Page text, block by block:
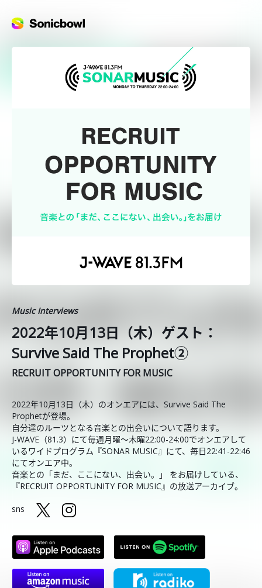
Music Interviews
2022年10月13日（木）ゲスト：
Survive Said The Prophet②
RECRUIT OPPORTUNITY FOR MUSIC
2022年10月13日（木）のオンエアには、Survive Said The
Prophetが登場。
自分達のルーツとなる音楽との出会いについて語ります。
J-WAVE（81.3）にて毎週月曜～木曜22:00-24:00でオンエアして
いるワイドプログラム『SONAR MUSIC』にて、毎日22:41-22:46
にてオンエア中。
音楽との「まだ、ここにない、出会い。」 をお届けしている、
『RECRUIT OPPORTUNITY FOR MUSIC』の放送アーカイブ。
sns